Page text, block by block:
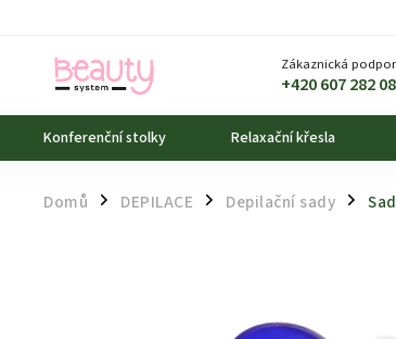
Zákaznická
+420 607 282
Konferenční stolky Relaxační křesla
Domů / DEPILACE / Depilační sady /